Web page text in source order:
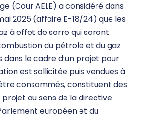
(Cour AELE) a considéré dans
2025 (affaire E-18/24) que les
à effet de serre qui seront
du pétrole et du gaz
le cadre d’un projet pour
est sollicitée puis vendues à
consommés, constituent des
projet au sens de la directive
européen et du